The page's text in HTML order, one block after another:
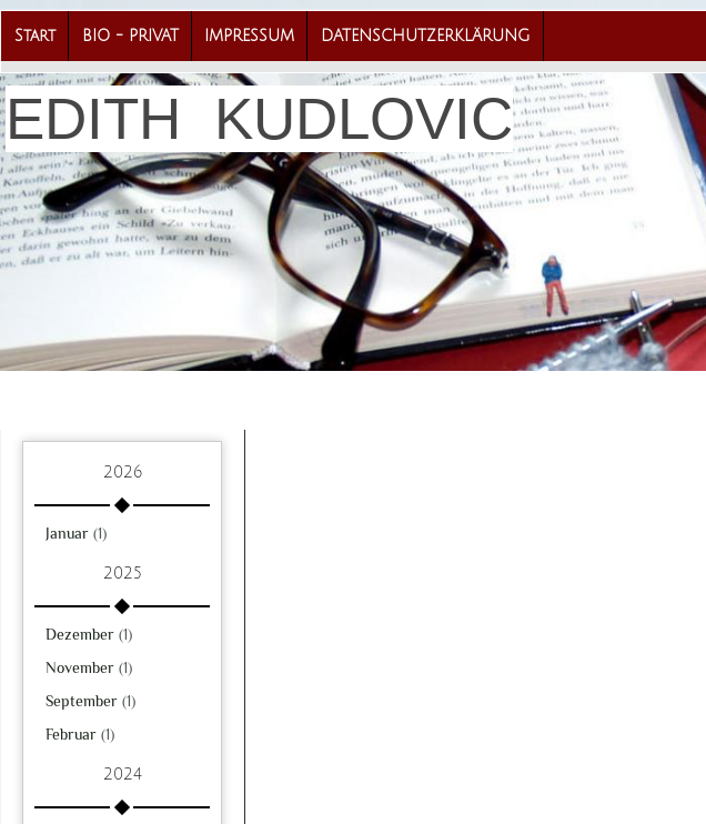
Start BIO - PRIVAT IMPRESSUM DATENSCHUTZERKLÄRUNG
EDITH KUDLOVIC
2026
Januar (1)
2025
Dezember (1)
November (1)
September (1)
Februar (1)
2024